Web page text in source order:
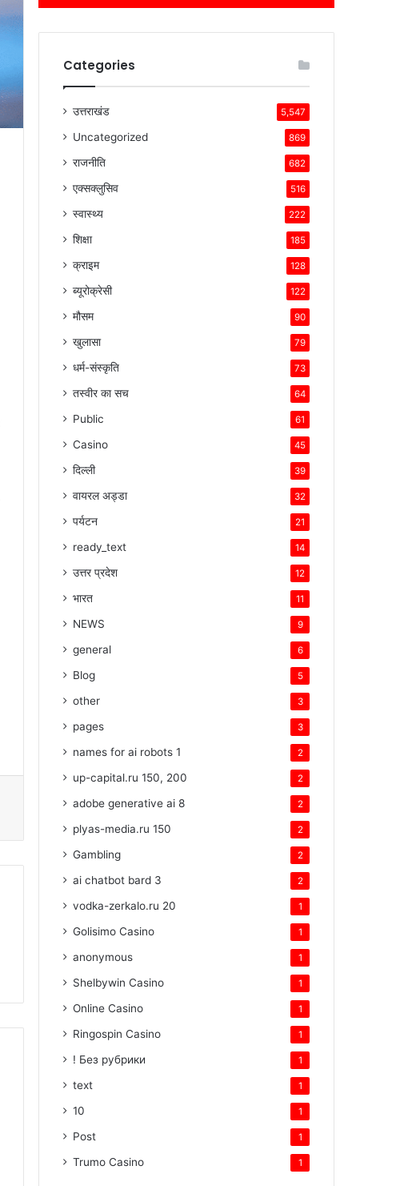
Categories
उत्तराखंड 5,547
Uncategorized 869
राजनीति 682
एक्सक्लुसिव 516
स्वास्थ्य 222
शिक्षा 185
क्राइम 128
ब्यूरोक्रेसी 122
मौसम 90
खुलासा 79
धर्म-संस्कृति 73
तस्वीर का सच 64
Public 61
Casino 45
दिल्ली 39
वायरल अड्डा 32
पर्यटन 21
ready_text 14
उत्तर प्रदेश 12
भारत 11
NEWS 9
general 6
Blog 5
other 3
pages 3
names for ai robots 1 2
up-capital.ru 150, 200 2
adobe generative ai 8 2
plyas-media.ru 150 2
Gambling 2
ai chatbot bard 3 2
vodka-zerkalo.ru 20 1
Golisimo Casino 1
anonymous 1
Shelbywin Casino 1
Online Casino 1
Ringospin Casino 1
! Без рубрики 1
text 1
10 1
Post 1
Trumo Casino 1